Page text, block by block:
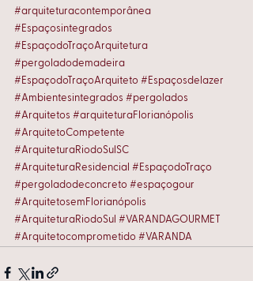
#arquiteturacontemporânea
#Espaçosintegrados
#EspaçodoTraçoArquitetura
#pergoladodemadeira
#EspaçodoTraçoArquiteto #Espaçosdelazer
#Ambientesintegrados #pergolados
#Arquitetos #arquiteturaFlorianópolis
#ArquitetoCompetente
#ArquiteturaRiodoSulSC
#ArquiteturaResidencial #EspaçodoTraço
#pergoladodeconcreto #espaçogour
#ArquitetosemFlorianópolis
#ArquiteturaRiodoSul #VARANDAGOURMET
#Arquitetocomprometido #VARANDA